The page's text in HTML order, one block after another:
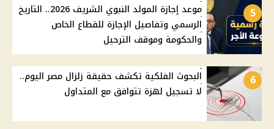
5
موعد إجازة المولد النبوي الشريف 2026.. التاريخ
الرسمي وتفاصيل الإجازة للقطاع الخاص
والحكومة وموقف الترحيل
6
البحوث الفلكية تكشف حقيقة زلزال مصر اليوم..
لا تسجيل لهزة تتوافق مع المتداول